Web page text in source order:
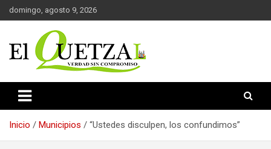
Saltar
al
domingo, agosto 9, 2026
El Quetzal de Cholula
Inicio Municipios “Ustedes disculpen, los confundimos”